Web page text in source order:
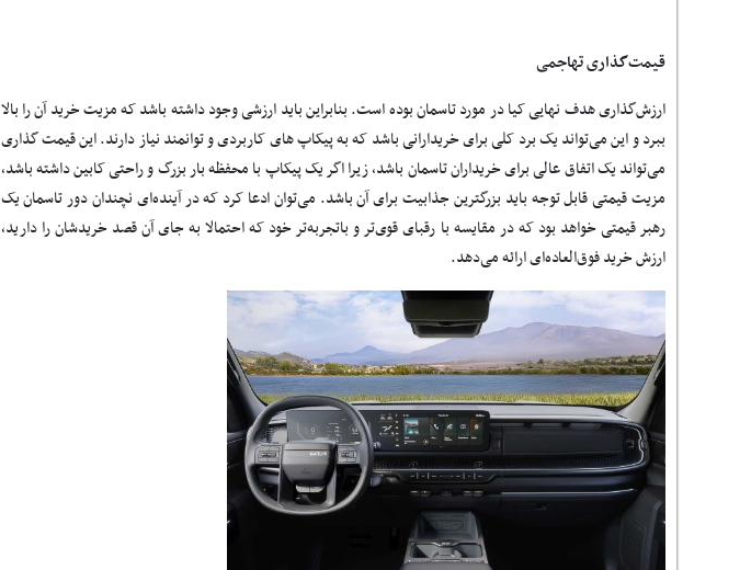
قیمت‌گذاری تهاجمی
ارزش‌گذاری هدف نهایی کیا در مورد تاسمان بوده است. بنابراین باید ارزشی وجود داشته باشد که مزیت خرید آن را بالا
ببرد و این می‌تواند یک برد کلی برای خریدارانی باشد که به پیکاپ های کاربردی و توانمند نیاز دارند. این قیمت ‌گذاری
می‌تواند یک اتفاق عالی برای خریداران تاسمان باشد، زیرا اگر یک پیکاپ با محفظه بار بزرگ و راحتی کابین داشته باشد،
مزیت قیمتی قابل توجه باید بزرگترین جذابیت برای آن باشد. می‌توان ادعا کرد که در آینده‌ای نچندان دور تاسمان یک
رهبر قیمتی خواهد بود که در مقایسه با رقبای قوی‌تر و باتجربه‌تر خود که احتمالا به جای آن قصد خریدشان را دارید،
ارزش خرید فوق‌العاده‌ای ارائه می‌دهد.